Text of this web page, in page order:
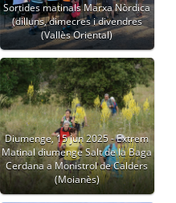
Sortides matinals Marxa Nòrdica
(dilluns, dimecres i divendres
(Vallès Oriental)
Diumenge, 15 jun 2025 - Extrem
Matinal diumenge Salt de la Baga
Cerdana a Monistrol de Calders
(Moianès)